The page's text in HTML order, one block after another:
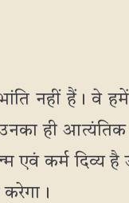
नहीं हैं। वे
ही
कर्म दिव्य है
करेगा।